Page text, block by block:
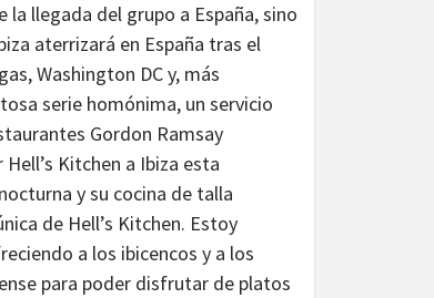
llegada del grupo a España, sino
aterrizará en España tras el
Washington DC y, más
serie homónima, un servicio
Gordon Ramsay
Kitchen a Ibiza esta
y su cocina de talla
de Hell’s Kitchen. Estoy
a los ibicencos y a los
para poder disfrutar de platos